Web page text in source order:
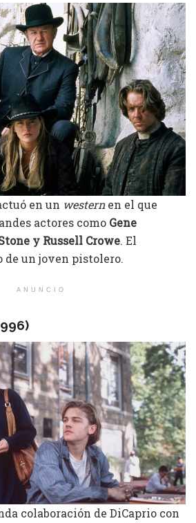
en un westernen el que
actores como Gene
y Russell Crowe. El
un joven pistolero.
ANUNCIO
colaboración de DiCaprio con